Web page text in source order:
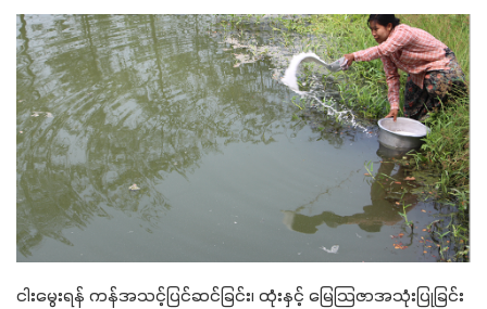
ငါးမွေးရန် ကန်အသင့်ပြင်ဆင်ခြင်း၊ ထုံးနှင့် မြေသြဇာအသုံးပြုခြင်း